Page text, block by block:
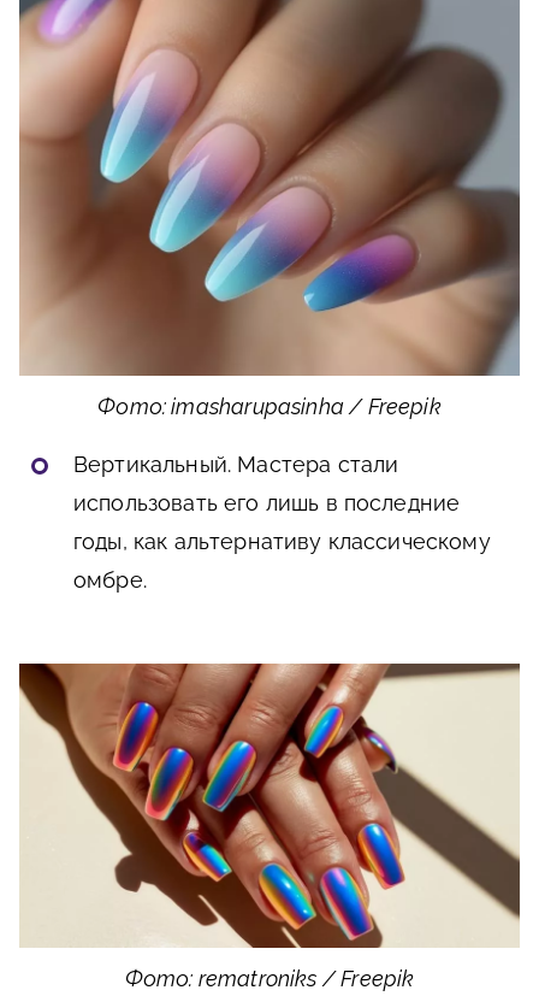
Фото: imasharupasinha / Freepik
Вертикальный. Мастера стали
использовать его лишь в последние
годы, как альтернативу классическому
омбре.
Фото: rematroniks / Freepik